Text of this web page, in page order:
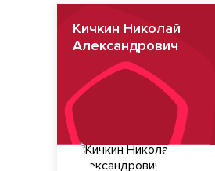
Кичкин Николай
Александрович